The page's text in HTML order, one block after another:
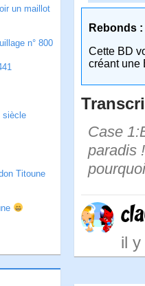
un maillot
n° 800
siècle
Titoune
Rebonds :
Cette BD
créant une
Case
paradis
il y